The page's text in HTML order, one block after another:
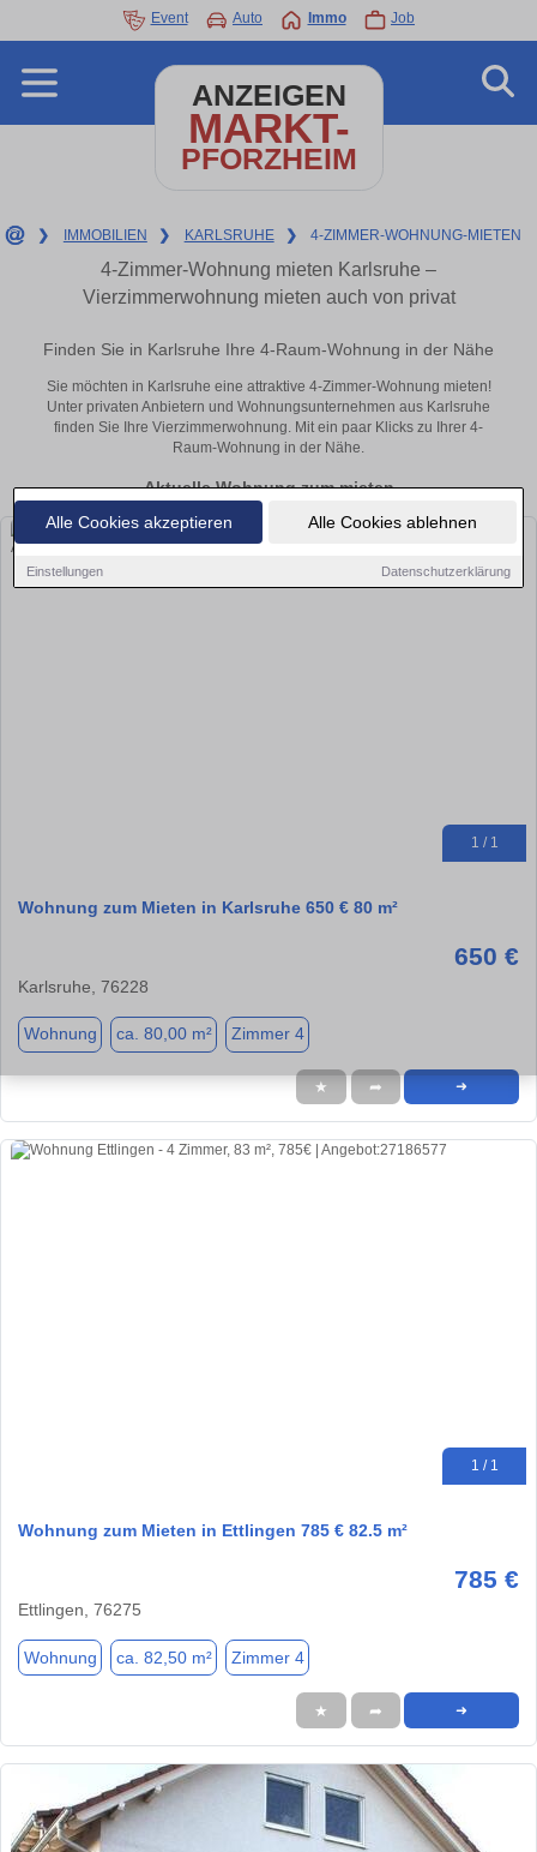
Alle Cookies akzeptieren Alle Cookies ablehnen
Einstellungen Datenschutzerklärung
Event Auto Immo Job
ANZEIGEN
MARKT-
PFORZHEIM
❯ IMMOBILIEN ❯ KARLSRUHE ❯ 4-ZIMMER-WOHNUNG-MIETEN
4-Zimmer-Wohnung mieten Karlsruhe –
Vierzimmerwohnung mieten auch von privat
Finden Sie in Karlsruhe Ihre 4-Raum-Wohnung in der Nähe
Sie möchten in Karlsruhe eine attraktive 4-Zimmer-Wohnung mieten!
Unter privaten Anbietern und Wohnungsunternehmen aus Karlsruhe
finden Sie Ihre Vierzimmerwohnung. Mit ein paar Klicks zu Ihrer 4-
Raum-Wohnung in der Nähe.
Aktuelle Wohnung zum mieten
1 / 1
Wohnung zum Mieten in Karlsruhe 650 € 80 m²
650 €
Karlsruhe, 76228
Wohnung ca. 80,00 m² Zimmer 4
★ ➦ ➜
1 / 1
Wohnung zum Mieten in Ettlingen 785 € 82.5 m²
785 €
Ettlingen, 76275
Wohnung ca. 82,50 m² Zimmer 4
★ ➦ ➜